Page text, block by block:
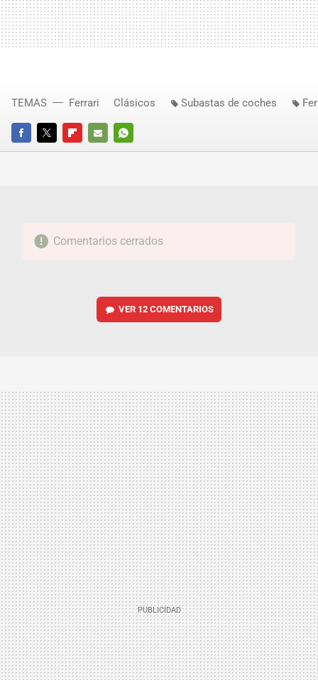
FACEBOOKTWITTERFLIPBOARD
E-
WHATSAPP
TEMAS Ferrari Clásicos Subastas de coches
Comentarios cerrados
VER 12 COMENTARIOS